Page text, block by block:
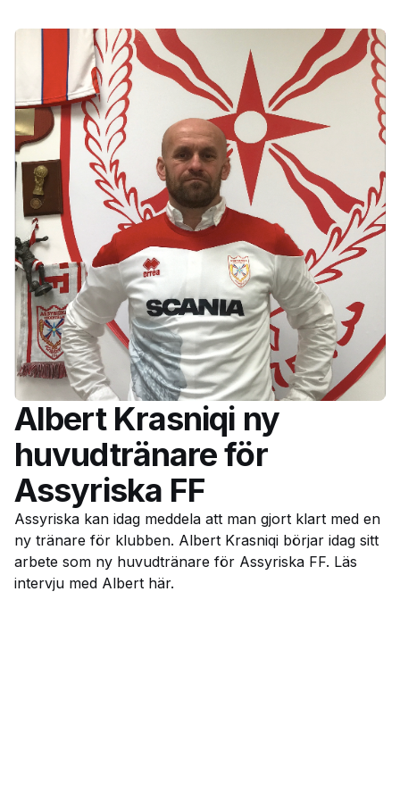
Albert Krasniqi ny
huvudtränare för
Assyriska FF
Assyriska kan idag meddela att man gjort klart med en
ny tränare för klubben. Albert Krasniqi börjar idag sitt
arbete som ny huvudtränare för Assyriska FF. Läs
intervju med Albert här.